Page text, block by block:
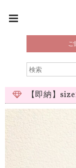
ご
【即納】